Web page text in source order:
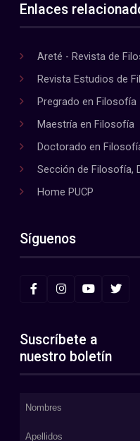
Enlaces
Areté - Revista de
Revista Estudios de
Pregrado en Filosofía
Maestría en Filosofía
Doctorado en
Sección de Filosofía,
Home PUCP
Síguenos
Suscríbete a
nuestro boletín